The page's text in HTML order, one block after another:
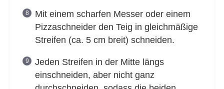
Mit einem scharfen Messer oder einem
Pizzaschneider den Teig in gleichmäßige
Streifen (ca. 5 cm breit) schneiden.
Jeden Streifen in der Mitte längs
einschneiden, aber nicht ganz